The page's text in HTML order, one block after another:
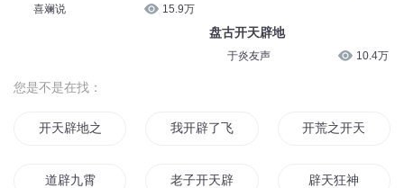
喜斓说 15.9万
盘古开天辟地
于炎友声 10.4万
您是不是在找：
开天辟地之无所不能 我开辟了飞生界 开荒之开天辟地
道辟九霄 老子开天辟地 辟天狂神